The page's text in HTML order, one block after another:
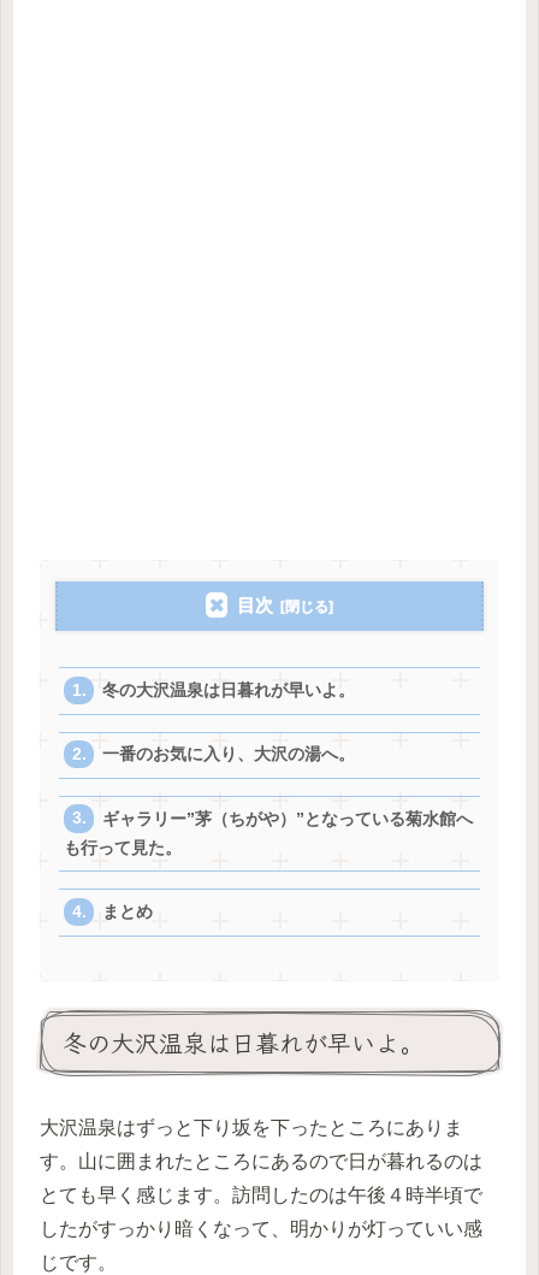
目次
冬の大沢温泉は日暮れが早いよ。
一番のお気に入り、大沢の湯へ。
ギャラリー”茅（ちがや）”となっている菊水館へ
も行って見た。
まとめ
冬の大沢温泉は日暮れが早いよ。
大沢温泉はずっと下り坂を下ったところにありま
す。山に囲まれたところにあるので日が暮れるのは
とても早く感じます。訪問したのは午後４時半頃で
したがすっかり暗くなって、明かりが灯っていい感
じです。